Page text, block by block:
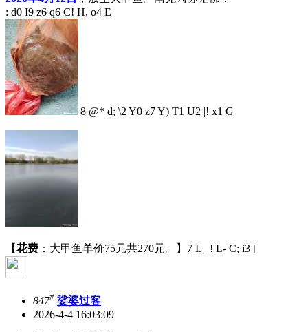
: d0 I9 z6 q6 C! H, o4 E
8 @* d; \2 Y0 z7 Y) T1 U2 |! x1 G
【花费 ：大甲鱼单价75元共270元。】 7 I. _! L- C; i3 [
847# 娑婆过客
2026-4-4 16:03:09